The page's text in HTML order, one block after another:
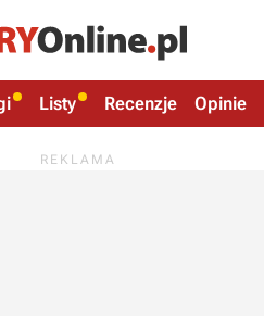
Listy Recenzje Opinie